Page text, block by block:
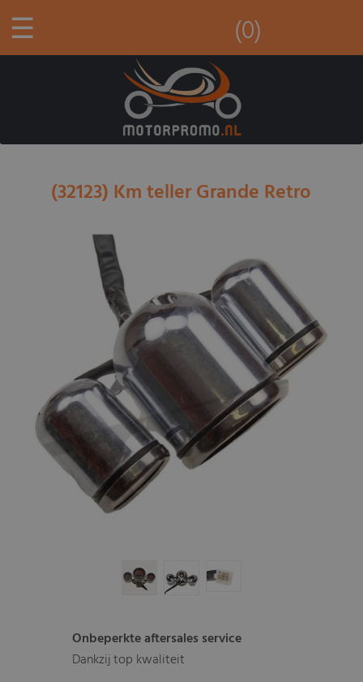
☰ (0)
(32123) Km teller Grande Retro
Onbeperkte aftersales service
Dankzij top kwaliteit